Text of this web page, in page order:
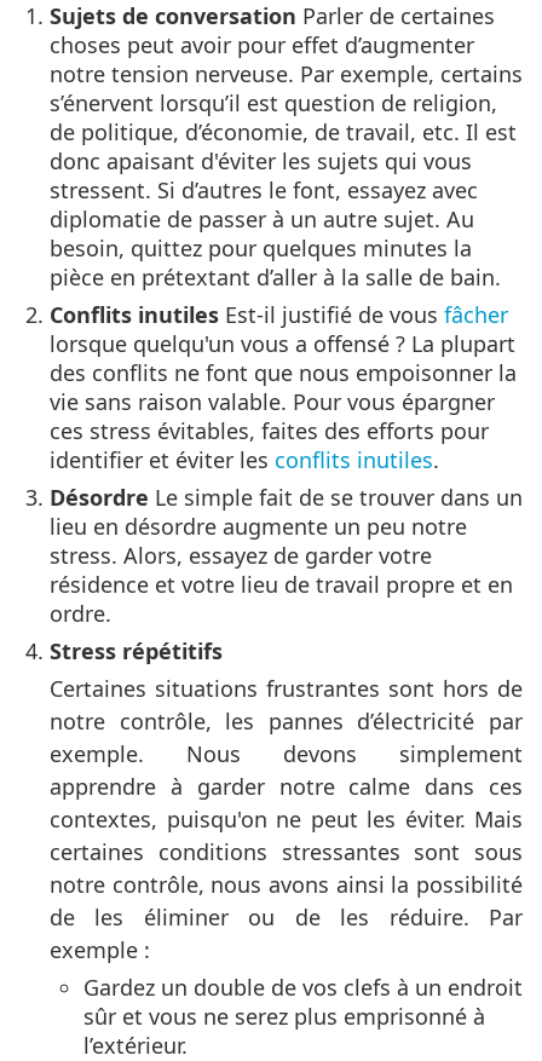
Sujets de conversation Parler de certaines
choses peut avoir pour effet d’augmenter
notre tension nerveuse. Par exemple, certains
s’énervent lorsqu’il est question de religion,
de politique, d’économie, de travail, etc. Il est
donc apaisant d'éviter les sujets qui vous
stressent. Si d’autres le font, essayez avec
diplomatie de passer à un autre sujet. Au
besoin, quittez pour quelques minutes la
pièce en prétextant d’aller à la salle de bain.
Conflits inutiles Est-il justifié de vous fâcher
lorsque quelqu'un vous a offensé ? La plupart
des conflits ne font que nous empoisonner la
vie sans raison valable. Pour vous épargner
ces stress évitables, faites des efforts pour
identifier et éviter les conflits inutiles.
Désordre Le simple fait de se trouver dans un
lieu en désordre augmente un peu notre
stress. Alors, essayez de garder votre
résidence et votre lieu de travail propre et en
ordre.
Stress répétitifs
Certaines situations frustrantes sont hors de
notre contrôle, les pannes d’électricité par
exemple. Nous devons simplement
apprendre à garder notre calme dans ces
contextes, puisqu'on ne peut les éviter. Mais
certaines conditions stressantes sont sous
notre contrôle, nous avons ainsi la possibilité
de les éliminer ou de les réduire. Par
exemple :
Gardez un double de vos clefs à un endroit
sûr et vous ne serez plus emprisonné à
l’extérieur.